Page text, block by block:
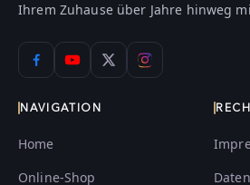
Ihrem Zuhause über Jahre hinweg
NAVIGATION
Home
Online-Shop